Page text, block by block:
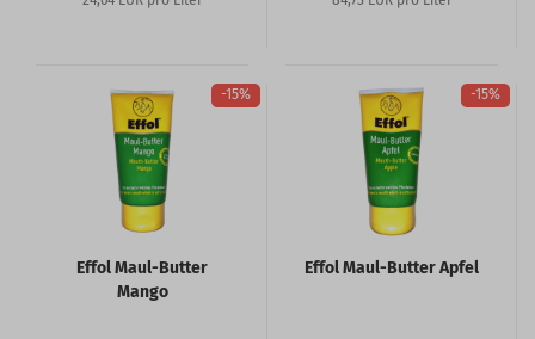
-15%
Effol Maul-Butter
Mango
-15%
Effol Maul-Butter Apfel